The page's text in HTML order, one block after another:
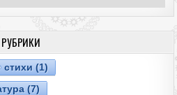
РУБРИКИ
cтихи (1)
(7)